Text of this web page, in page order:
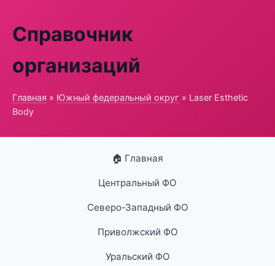
Справочник
организаций
Главная » Южный федеральный округ » Laser Esthetic
Body
🏠 Главная
Центральный ФО
Северо-Западный ФО
Приволжский ФО
Уральский ФО